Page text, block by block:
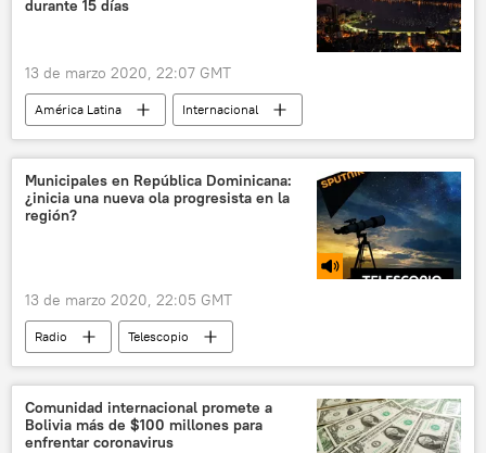
durante 15 días
13 de marzo 2020, 22:07 GMT
América Latina
Internacional
coronavirus
Brasil
Río de Janeiro
coronavirus en América Latina
Municipales en República Dominicana:
¿inicia una nueva ola progresista en la
región?
13 de marzo 2020, 22:05 GMT
Radio
Telescopio
República Dominicana
Partido de la Liberación Dominicana
elecciones
Comunidad internacional promete a
Bolivia más de $100 millones para
enfrentar coronavirus